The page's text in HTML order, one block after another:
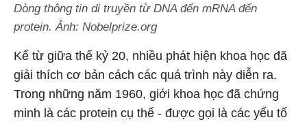
Dòng thông tin di truyền từ DNA đến mRNA đến
protein. Ảnh: Nobelprize.org
Kể từ giữa thế kỷ 20, nhiều phát hiện khoa học đã
giải thích cơ bản cách các quá trình này diễn ra.
Trong những năm 1960, giới khoa học đã chứng
minh là các protein cụ thể - được gọi là các yếu tố